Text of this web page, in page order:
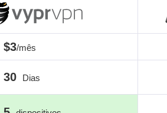
$3/mês
30 Dias